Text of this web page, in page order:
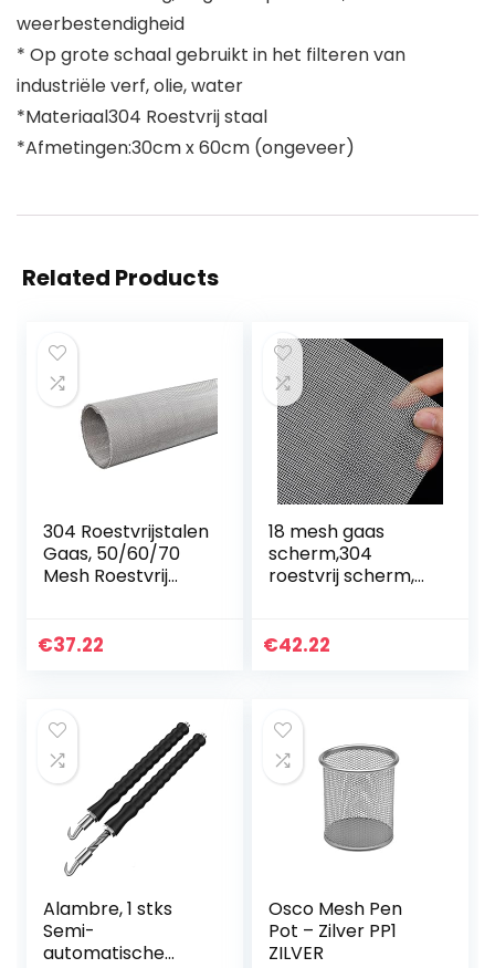
weerbestendigheid
* Op grote schaal gebruikt in het filteren van
industriële verf, olie, water
*Materiaal304 Roestvrij staal
*Afmetingen:30cm x 60cm (ongeveer)
Related Products
304 Roestvrijstalen
Gaas, 50/60/70
Mesh Roestvrij
Voor Thuis- En
€37.22
18 mesh gaas
scherm,304
roestvrij scherm,
gaas,anti muis
€42.22
Alambre, 1 stks
Semi-
automatische
Osco Mesh Pen
Pot – Zilver PP1
ZILVER